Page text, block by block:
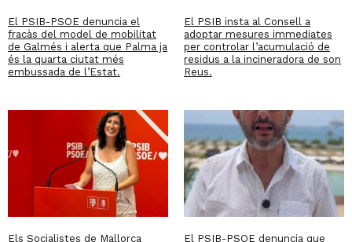
El PSIB-PSOE denuncia el
fracàs del model de mobilitat
de Galmés i alerta que Palma ja
és la quarta ciutat més
embussada de l’Estat.
El PSIB insta al Consell a
adoptar mesures immediates
per controlar l’acumulació de
residus a la incineradora de son
Reus.
Els Socialistes de Mallorca
El PSIB-PSOE denuncia que